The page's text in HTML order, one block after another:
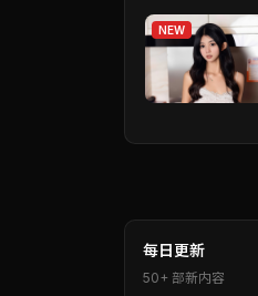
NEW
每日更新
50+ 部新内容